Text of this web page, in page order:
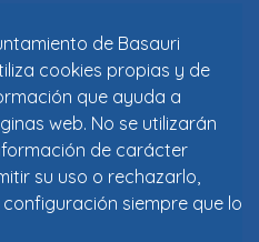
de Basauri
cookies propias y de
que ayuda a
web. No se utilizarán
de carácter
su uso o rechazarlo,
siempre que lo